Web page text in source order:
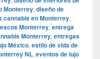
Monterrey, diseño de
cannabis en Monterrey,
Monterrey, entrega
Monterrey, entregas
México, estilo de vida de
NL, eventos de lujo